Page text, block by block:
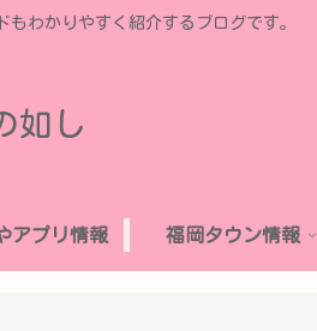
わかりやすく紹介するブログです。
如し
アプリ情報 福岡タウン情報